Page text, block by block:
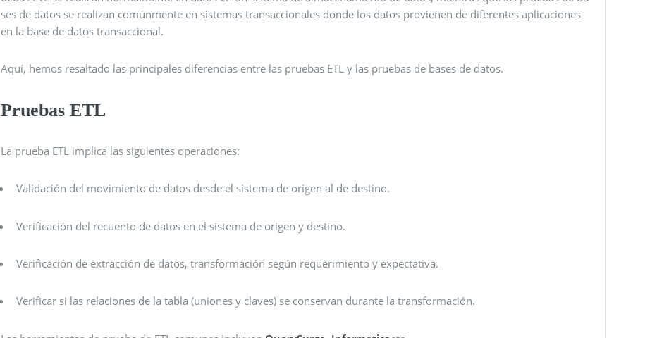
ses de datos se realizan comúnmente en sistemas transaccionales donde los datos provienen de diferentes aplicaciones
en la base de datos transaccional.
Aquí, hemos resaltado las principales diferencias entre las pruebas ETL y las pruebas de bases de datos.
Pruebas ETL
La prueba ETL implica las siguientes operaciones:
Validación del movimiento de datos desde el sistema de origen al de destino.
Verificación del recuento de datos en el sistema de origen y destino.
Verificación de extracción de datos, transformación según requerimiento y expectativa.
Verificar si las relaciones de la tabla (uniones y claves) se conservan durante la transformación.